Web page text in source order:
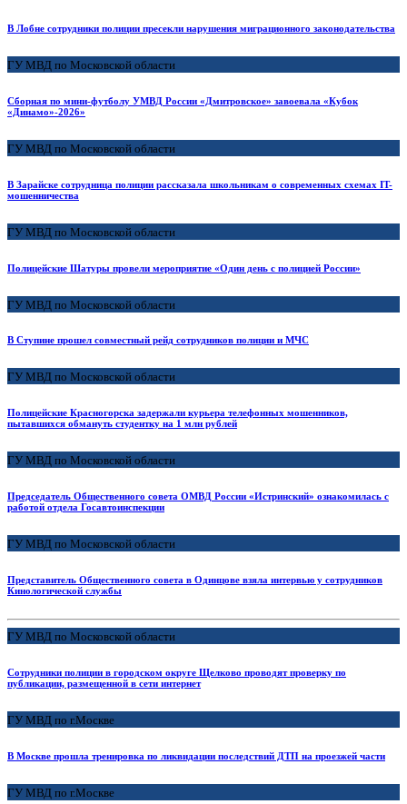
В Лобне сотрудники полиции пресекли нарушения миграционного законодательства
ГУ МВД по Московской области
Сборная по мини-футболу УМВД России «Дмитровское» завоевала «Кубок
«Динамо»-2026»
ГУ МВД по Московской области
В Зарайске сотрудница полиции рассказала школьникам о современных схемах IT-
мошенничества
ГУ МВД по Московской области
Полицейские Шатуры провели мероприятие «Один день с полицией России»
ГУ МВД по Московской области
В Ступине прошел совместный рейд сотрудников полиции и МЧС
ГУ МВД по Московской области
Полицейские Красногорска задержали курьера телефонных мошенников,
пытавшихся обмануть студентку на 1 млн рублей
ГУ МВД по Московской области
Председатель Общественного совета ОМВД России «Истринский» ознакомилась с
работой отдела Госавтоинспекции
ГУ МВД по Московской области
Представитель Общественного совета в Одинцове взяла интервью у сотрудников
Кинологической службы
ГУ МВД по Московской области
Сотрудники полиции в городском округе Щелково проводят проверку по
публикации, размещенной в сети интернет
ГУ МВД по г.Москве
В Москве прошла тренировка по ликвидации последствий ДТП на проезжей части
ГУ МВД по г.Москве